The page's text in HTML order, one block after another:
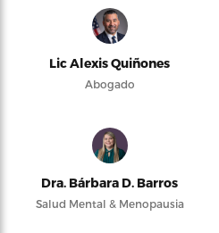
Lic Alexis Quiñones
Abogado
Dra. Bárbara D. Barros
Salud Mental & Menopausia